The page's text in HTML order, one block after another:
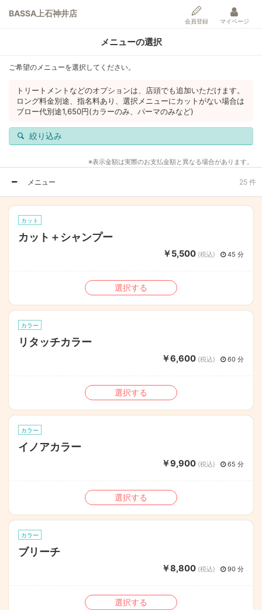
BASSA上石神井店
会員登録 マイページ
メニューの選択
ご希望のメニューを選択してください。
トリートメントなどのオプションは、店頭でも追加いただけます。
ロング料金別途、指名料あり、選択メニューにカットがない場合は
ブロー代別途1,650円(カラーのみ、パーマのみなど)
絞り込み
※表示金額は実際のお支払金額と異なる場合があります。
メニュー 25 件
カット
カット＋シャンプー
￥5,500 (税込) 45 分
選択する
カラー
リタッチカラー
￥6,600 (税込) 60 分
選択する
カラー
イノアカラー
￥9,900 (税込) 65 分
選択する
カラー
ブリーチ
￥8,800 (税込) 90 分
選択する